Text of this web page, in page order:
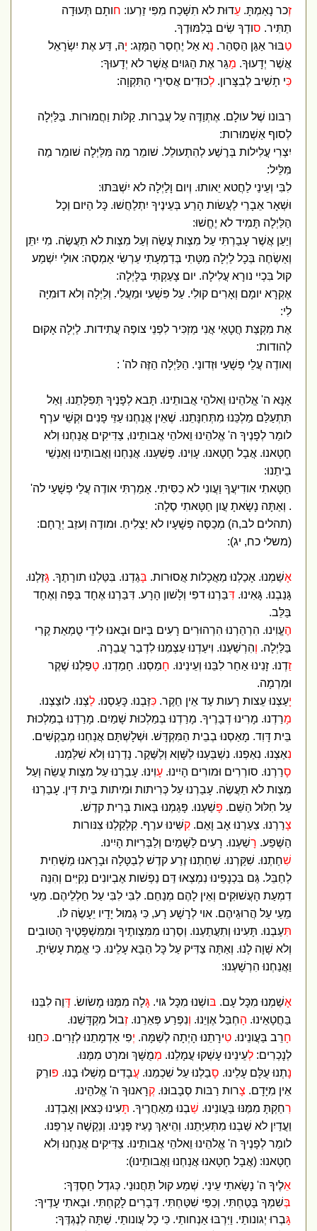
כר נָאַמְתָּ.עֵדוּת לא תִשָּׁכַח מִפִּי זַרְעו:ח ותָם תְּעוּדָה
תַתִּיר.ס ודְךָ שִׂים בְּלִמּוּדֶךָ.
ַבּוּר אַגַּן הַסַּהַר.נָא אַל יֶחְסַר הַמָּזֶג:יָהּ, דַּע אֶת יִשְׂרָאֵל
אֲשֶׁר יְדָעוּךָ.מ ַגֵּר אֶת הַגּויִם אֲשֶׁר לא יְדָעוּךָ:
ִּי תָשִׁיב לְבִצָּרון.לְכוּדִים אֲסִירֵי הַתִּקְוָה:
רִבּונו שֶׁל עולָם. אֶתְוַדֶּה עַל עֲבֵרות. קַלּות וַחֲמוּרות. בַּלַּיְלָה
לְסוף אַשְׁמוּרות:
יִצְרִי עֲלִילות בְּרֶשַׁע לְהִתְעולֵל. שׁומֵר מַה מִּלַּיְלָה שׁומֵר מַה
מִּלֵּיל:
לִבִּי וְעֵינַי לַחֲטא יֵאותוּ. וְיום וָלַיְלָה לא יִשְׁבּתוּ:
וּשְׁאָר אֵבָרַי לַעֲשׂות הָרַע בְּעֵינֶיךָ יִתְלַחֲשׁוּ. כָּל הַיּום וְכָל
הַלַּיְלָה תָּמִיד לא יֶחֱשׁוּ:
וְיַעַן אֲשֶׁר עָבַרְתִּי עַל מִצְות עֲשֵׂה וְעַל מִצְות לא תַעֲשֶׂה. מִי יִתֵּן
וְאַשְׂחֶה בְּכָל לַיְלָה מִטָּתִי בְּדִמְעָתִי עַרְשִׂי אַמְסֶה: אוּלַי יִשְׁמַע
קול בִּכְיִי נורָא עֲלִילָה. יום צָעַקְתִּי בַּלָּיְלָה:
אֶקְרָא יומָם וְאָרִים קולִי. עַל פִּשְׁעִי וּמַעֲלִי. וְלַיְלָה וְלא דוּמִיָּה
לִי:
אֶת מִקְצַת חֲטָאַי אֲנִי מַזְכִּיר לִפְנֵי צופֶה עֲתִידות. לַיְלָה אָקוּם
לְהודות:
וְאודֶה עֲלֵי פְשָׁעַי וּזְדונַי. הַלַּיְלָה הַזֶּה לה' :
אָנָּא ה' אֱלהֵינוּ וֵאלהֵי אֲבותֵינוּ. תָּבא לְפָנֶיךָ תְּפִלָּתֵנוּ. וְאַל
תִּתְעַלַּם מַלְכֵּנוּ מִתְּחִנָּתֵנוּ. שֶׁאֵין אֲנַחְנוּ עַזֵּי פָנִים וּקְשֵׁי ערֶף
לומַר לְפָנֶיךָ ה' אֱלהֵינוּ וֵאלהֵי אֲבותֵינוּ, צַדִּיקִים אֲנַחְנוּ וְלא
חָטָאנוּ. אֲבָל חָטָאנוּ. עָוִינוּ. פָּשַׁעְנוּ. אֲנַחְנוּ וַאֲבותֵינוּ וְאַנְשֵׁי
בֵיתֵנוּ:
חַטָּאתִי אודִיעֲךָ וַעֲונִי לא כִסִּיתִי. אָמַרְתִּי אודֶה עֲלֵי פְשָׁעַי לה'
. וְאַתָּה נָשָׂאתָ עֲון חַטָּאתִי סֶלָה:
(תהלים לב,ה) מְכַסֶּה פְשָׁעָיו לא יַצְלִיחַ. וּמודֶה וְעזֵב יְרֻחָם:
(משלי כח, יג):
ָשַׁמְנוּ. אָכַלְנוּ מַאֲכָלות אֲסוּרות.ב ָּגַדְנוּ. בִּטַּלְנוּ תורָתֶךָ.גָּזַלְנוּ.
גָּנַבְנוּ. גָּאִינוּ.דִּבַּרְנוּ דפִי וְלָשׁון הָרָע. דִּבַּרְנוּ אֶחָד בַּפֶּה וְאֶחָד
בַּלֵּב.
עֱוִינוּ. הִרְהַרְנוּ הִרְהוּרִים רָעִים בַּיּום וּבָאנוּ לִידֵי טֻמְאַת קֶרִי
בַּלַּיְלָה.וְהִרְשַׁעְנוּ. וִיעַדְנוּ עַצְמֵנוּ לִדְבַר עֲבֵרָה.
דְנוּ. זָנִינוּ אַחַר לִבֵּנוּ וְעֵינֵינוּ.ח ָמַסְנוּ. חָמַדְנוּ.ט ָפַלְנוּ שֶׁקֶר
וּמִרְמָה.
עַצְנוּ עֵצות רָעות עַד אֵין חֵקֶר.כִּזַּבְנוּ. כָּעַסְנוּ.לַצְנוּ. לוצַצְנוּ.
ָרַדְנוּ. מָרִינוּ דְבָרֶיךָ. מָרַדְנוּ בְמַלְכוּת שָׁמַיִם. מָרַדְנוּ בְמַלְכוּת
בֵּית דָּוִד. מָאַסְנוּ בְבֵית הַמִּקְדָּשׁ. וּשְׁלָשְׁתָּם אֲנַחְנוּ מְבַקְשִׁים.
ִאַצְנוּ. נִאַפְנוּ. נִשְׁבַּעְנוּ לַשָּׁוְא וְלַשֶּׁקֶר. נָדַרְנוּ וְלא שִׁלַּמְנוּ.
ָרַרְנוּ. סורְרִים וּמורִים הָיִינוּ.עָוִינוּ. עָבַרְנוּ עַל מִצְות עֲשֵׂה וְעַל
מִצְות לא תַעֲשֶׂה. עָבַרְנוּ עַל כְּרִיתות וּמִיתות בֵּית דִּין. עָבַרְנוּ
עַל חִלּוּל הַשֵּׁם.פָּ שַׁעְנוּ. פָּגַמְנוּ בְּאות בְּרִית קדֶשׁ.
ָרַרְנוּ. צִעַרְנוּ אָב וָאֵם.קִשִּׁינוּ ערֶף. קִלְקַלְנוּ צִנּורות
הַשֶּׁפַע.רָשַׁעְנוּ. רָעִים לַשָּׁמַיִם וְלַבְּרִיּות הָיִינוּ.
חַתְנוּ. שִׁקַּרְנוּ. שִׁחַתְנוּ זֶרַע קדֶשׁ לְבַטָּלָה וּבָרָאנוּ מַשְׁחִית
לְחַבֵּל. גַּם בִּכְנָפֵינוּ נִמְצְאוּ דַּם נַפְשׁות אֶבְיונִים נְקִיִּים וְהִנֵּה
דִמְעַת הָעֲשׁוּקִים וְאֵין לָהֶם מְנַחֵם. לִבִּי לִבִּי עַל חַלְלֵיהֶם. מֵעַי
מֵעַי עַל הֲרוּגֵיהֶם. אוי לְרָשָׁע רָע, כִּי גְמוּל יָדָיו יֵעָשֶׂה לּו.
ִּעַבְנוּ. תָּעִינוּ וְתִעֲתַעְנוּ. וְסַרְנוּ מִמִּצְותֶיךָ וּמִמִּשְׁפָּטֶיךָ הַטּובִים
וְלא שָׁוָה לָנוּ. וְאַתָּה צַדִּיק עַל כָּל הַבָּא עָלֵינוּ. כִּי אֱמֶת עָשִׂיתָ.
וַאֲנַחְנוּ הִרְשָׁעְנוּ:
ָשַׁמְנוּ מִכָּל עָם.ב ּושְׁנוּ מִכָּל גּוי.גָּלָה מִמֶּנּוּ מָשׂושׂ.דָּוֶה לִבֵּנוּ
בַּחֲטָאֵינוּ.ה ָחְבַּל אֶוְיֵנוּ.וְנִפְרַע פְּאֵרֵנוּ.זְבוּל מִקְדָּשֵׁנוּ.
רֵב בַּעֲונֵינוּ.ט ִירָתֵנוּ הָיְתָה לְשַׁמָּה.יְפִי אַדְמָתֵנוּ לְזָרִים.כּחֵנוּ
לְנָכְרִים:לְעֵינֵינוּ עָשְׁקוּ עֲמָלֵנוּ.מ ְמֻשָּׁךְ וּמרָט מִמֶּנּוּ.
תְנוּ עֻלָּם עָלֵינוּ.ס ָבַלְנוּ עַל שִׁכְמֵנוּ.עֲבָדִים מָשְׁלוּ בָנוּ.פ ּורֵק
אֵין מִיָּדָם.צָרות רַבּות סְבָבוּנוּ.קְרָאנוּךָ ה' אֱלהֵינוּ.
ִחַקְתָּ מִמֶּנּוּ בַּעֲונֵינוּ.שַׁ בְנוּ מֵאַחֲרֶיךָ.ת ָּעִינוּ כַּצּאן וְאָבַדְנוּ.
וַעֲדַיִן לא שַׁבְנוּ מִתְּעִיָּתֵנוּ. וְהֵיאַךְ נָעִיז פָּנֵינוּ. וְנַקְשֶׁה עָרְפֵּנוּ.
לומַר לְפָנֶיךָ ה' אֱלהֵינוּ וֵאלהֵי אֲבותֵינוּ. צַדִּיקִים אֲנַחְנוּ וְלא
חָטָאנוּ: (אֲבָל חָטָאנוּ אֲנַחְנוּ וַאֲבותֵינוּ):
ֵלֶיךָ ה' נָשָׂאתִי עֵינַי. שְׁמַע קול תַּחֲנוּנַי. כְּגדֶל חַסְדֶּךָ:
שִׁמְךָ בָּטַחְתִּי. וְכַפַּי שִׁטַּחְתִּי. דְּבָרִים לָקַחְתִּי. וּבָאתִי עָדֶיךָ:
ָּבְרוּ יְגונותַי. וַיִּרְבּוּ אַנְחותַי. כִּי כָל עֲונותַי. שַׁתָּה לְנֶגְדֶּךָ: